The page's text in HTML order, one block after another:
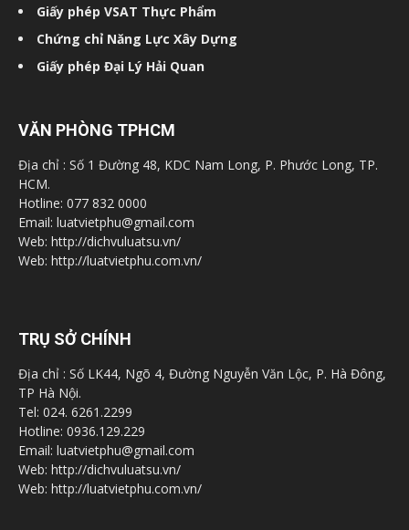
Giấy phép VSAT Thực Phẩm
Chứng chỉ Năng Lực Xây Dựng
Giấy phép Đại Lý Hải Quan
VĂN PHÒNG TPHCM
Địa chỉ : Số 1 Đường 48, KDC Nam Long, P. Phước Long, TP.
HCM.
Hotline: 077 832 0000
Email: luatvietphu@gmail.com
Web: http://dichvuluatsu.vn/
Web: http://luatvietphu.com.vn/
TRỤ SỞ CHÍNH
Địa chỉ : Số LK44, Ngõ 4, Đường Nguyễn Văn Lộc, P. Hà Đông,
TP Hà Nội.
Tel: 024. 6261.2299
Hotline: 0936.129.229
Email: luatvietphu@gmail.com
Web: http://dichvuluatsu.vn/
Web: http://luatvietphu.com.vn/